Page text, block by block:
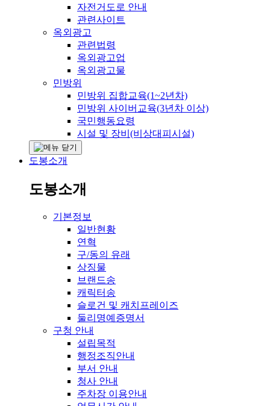
자전거도로 안내
관련사이트
옥외광고
관련법령
옥외광고업
옥외광고물
민방위
민방위 집합교육(1~2년차)
민방위 사이버교육(3년차 이상)
국민행동요령
시설 및 장비(비상대피시설)
도봉소개
도봉소개
기본정보
일반현황
연혁
구/동의 유래
상징물
브랜드송
캐릭터송
슬로건 및 캐치프레이즈
둘리명예증명서
구청 안내
설립목적
행정조직안내
부서 안내
청사 안내
주차장 이용안내